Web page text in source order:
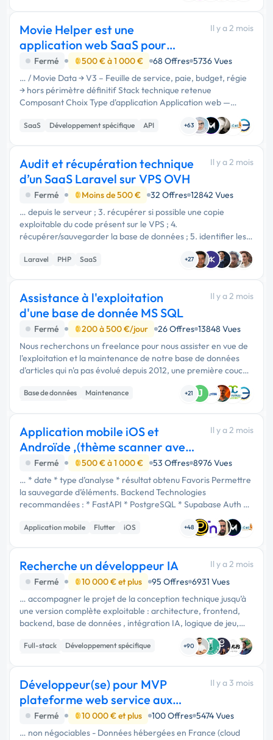
Movie Helper est une
application web SaaS pour
assistants réalisateurs
Il y a 2 mois
Fermé 500 € à 1 000 € 68 Offres 5736 Vues
… / Movie Data → V3 – Feuille de service, paie, budget, régie
→ hors périmètre définitif Stack technique retenue
Composant Choix Type d'application Application web —
navigateur uniquement Front-end React Base de données
Supabase (auth + …
SaaS Développement spécifique API +63
Audit et récupération technique
d’un SaaS Laravel sur VPS OVH
Il y a 2 mois
Fermé Moins de 500 € 32 Offres 12842 Vues
… depuis le serveur ; 3. récupérer si possible une copie
exploitable du code présent sur le VPS ; 4.
récupérer/sauvegarder la base de données ; 5. identifier les
fichiers de configuration utiles, notamment environnement,
dépendances, services …
Laravel PHP SaaS +27
Assistance à l'exploitation
d'une base de donnée MS SQL
Il y a 2 mois
Fermé 200 à 500 €/jour 26 Offres 13848 Vues
Nous recherchons un freelance pour nous assister en vue de
l'exploitation et la maintenance de notre base de données
d'articles qui n'a pas évolué depuis 2012, une première couche
datant de 2003. Un audit a été fait en 2017. Une …
Base de données
Maintenance
+21 J
Application mobile iOS et
Androïde ,(thème scanner avec
ia )
Il y a 2 mois
Fermé 500 € à 1 000 € 53 Offres 8976 Vues
… * date * type d’analyse * résultat obtenu Favoris Permettre
la sauvegarde d’éléments. Backend Technologies
recommandées : * FastAPI * PostgreSQL * Supabase Auth *
Stockage objet APIs externes * Base de données média *
Base de données podcasts * …
Application mobile Flutter iOS +48
Recherche un développeur IA
Il y a 2 mois
Fermé
10 000 € et plus 95 Offres 6931 Vues
… accompagner le projet de la conception technique jusqu’à
une version complète exploitable : architecture, frontend,
backend, base de données , intégration IA, logique de jeu,
interface utilisateur, tests et documentation technique. Je
cherche …
Full-stack
Développement spécifique
+90
Développeur(se) pour MVP
plateforme web service aux
particuliers
Il y a 3 mois
Fermé 10 000 € et plus 100 Offres 5474 Vues
… non négociables - Données hébergées en France (cloud